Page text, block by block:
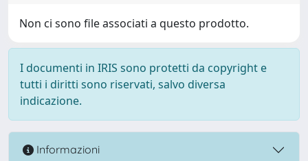
Non ci sono file associati a questo prodotto.
I documenti in IRIS sono protetti da copyright e
tutti i diritti sono riservati, salvo diversa
indicazione.
Informazioni